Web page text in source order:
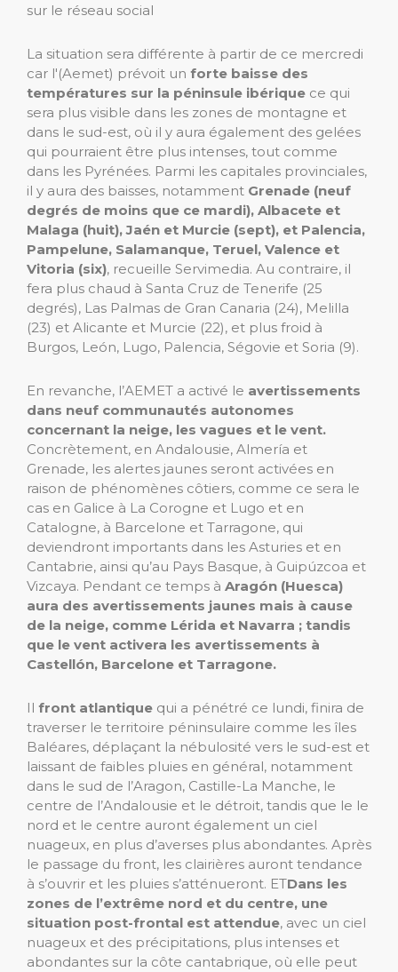
sur le réseau social
La situation sera différente à partir de ce mercredi
car l'(Aemet) prévoit un forte baisse des
températures sur la péninsule ibérique ce qui
sera plus visible dans les zones de montagne et
dans le sud-est, où il y aura également des gelées
qui pourraient être plus intenses, tout comme
dans les Pyrénées. Parmi les capitales provinciales,
il y aura des baisses, notamment Grenade (neuf
degrés de moins que ce mardi), Albacete et
Malaga (huit), Jaén et Murcie (sept), et Palencia,
Pampelune, Salamanque, Teruel, Valence et
Vitoria (six), recueille Servimedia. Au contraire, il
fera plus chaud à Santa Cruz de Tenerife (25
degrés), Las Palmas de Gran Canaria (24), Melilla
(23) et Alicante et Murcie (22), et plus froid à
Burgos, León, Lugo, Palencia, Ségovie et Soria (9).
En revanche, l’AEMET a activé le avertissements
dans neuf communautés autonomes
concernant la neige, les vagues et le vent.
Concrètement, en Andalousie, Almería et
Grenade, les alertes jaunes seront activées en
raison de phénomènes côtiers, comme ce sera le
cas en Galice à La Corogne et Lugo et en
Catalogne, à Barcelone et Tarragone, qui
deviendront importants dans les Asturies et en
Cantabrie, ainsi qu’au Pays Basque, à Guipúzcoa et
Vizcaya. Pendant ce temps à Aragón (Huesca)
aura des avertissements jaunes mais à cause
de la neige, comme Lérida et Navarra ; tandis
que le vent activera les avertissements à
Castellón, Barcelone et Tarragone.
Il front atlantique qui a pénétré ce lundi, finira de
traverser le territoire péninsulaire comme les îles
Baléares, déplaçant la nébulosité vers le sud-est et
laissant de faibles pluies en général, notamment
dans le sud de l’Aragon, Castille-La Manche, le
centre de l’Andalousie et le détroit, tandis que le le
nord et le centre auront également un ciel
nuageux, en plus d’averses plus abondantes. Après
le passage du front, les clairières auront tendance
à s’ouvrir et les pluies s’atténueront. ETDans les
zones de l’extrême nord et du centre, une
situation post-frontal est attendue, avec un ciel
nuageux et des précipitations, plus intenses et
abondantes sur la côte cantabrique, où elle peut